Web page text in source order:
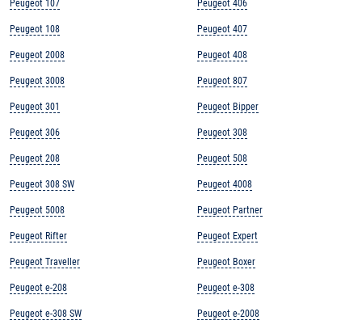
Peugeot 107
Peugeot 108
Peugeot 2008
Peugeot 3008
Peugeot 301
Peugeot 306
Peugeot 208
Peugeot 308 SW
Peugeot 5008
Peugeot Rifter
Peugeot Traveller
Peugeot e-208
Peugeot e-308 SW
Peugeot 406
Peugeot 407
Peugeot 408
Peugeot 807
Peugeot Bipper
Peugeot 308
Peugeot 508
Peugeot 4008
Peugeot Partner
Peugeot Expert
Peugeot Boxer
Peugeot e-308
Peugeot e-2008